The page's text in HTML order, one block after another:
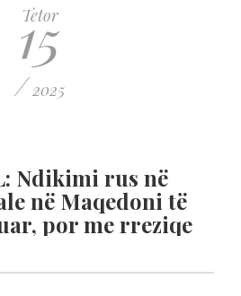
Tetor
15
/ 2025
Ndikimi rus në
në Maqedoni të
por me rreziqe